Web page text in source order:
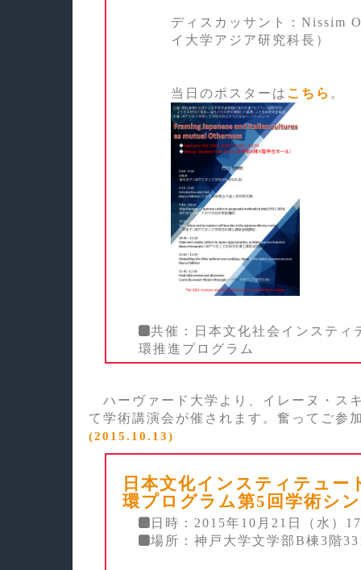
ディスカッサント：Nissim
イ大学アジア研究科長）
当日のポスターは こちら 。
共催：日本文化社会インスティ
環推進プログラム
ハーヴァード大学より、イレーヌ・ス
て学術講演会が催されます。奮ってご参
(2015.10.13)
日本文化インスティテュー
環プログラム第5回学術シ
日時：2015年10月21日（水）
場所：神戸大学文学部B棟3階